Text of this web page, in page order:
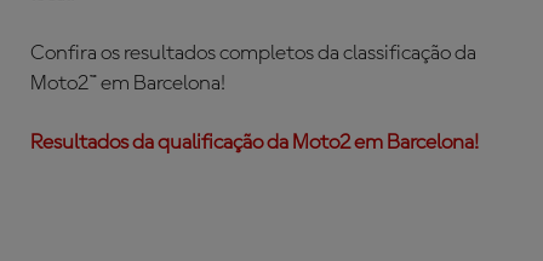
Confira os resultados completos da classificação da
Moto2™ em Barcelona!
Resultados da qualificação da Moto2 em Barcelona!